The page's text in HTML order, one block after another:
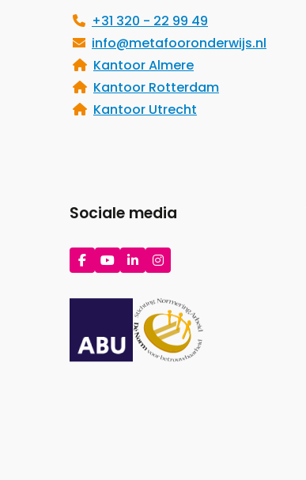
+31 320 - 22 99 49
info@metafooronderwijs.nl
Kantoor Almere
Kantoor Rotterdam
Kantoor Utrecht
Sociale media
Ga
naar
Facebook
Ga
naar
YouTube
Ga
naar
LinkedIn
Ga
naar
Instagram